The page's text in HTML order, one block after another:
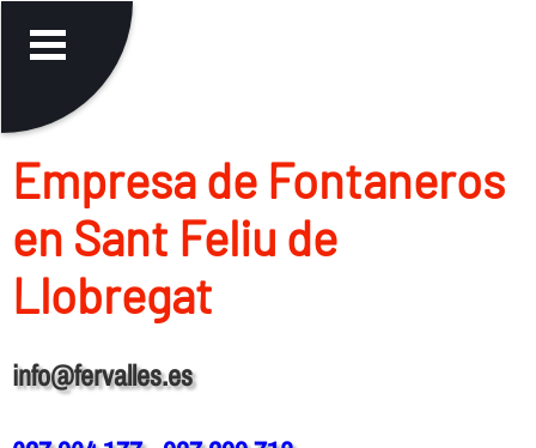
Empresa de Fontaneros
en Sant Feliu de
Llobregat
info@fervalles.es